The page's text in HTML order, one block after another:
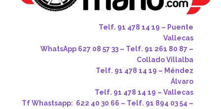
Telf. 91 478 14 19 – Puente
Vallecas
WhatsApp 627 08 57 33 – Telf. 91 261 80 87 –
Collado Villalba
Telf. 91 478 14 19 – Méndez
Álvaro
Telf. 91 478 14 19 – Vallecas
Tf Whastsapp: 622 40 30 66 – Telf. 91 894 03 54 –